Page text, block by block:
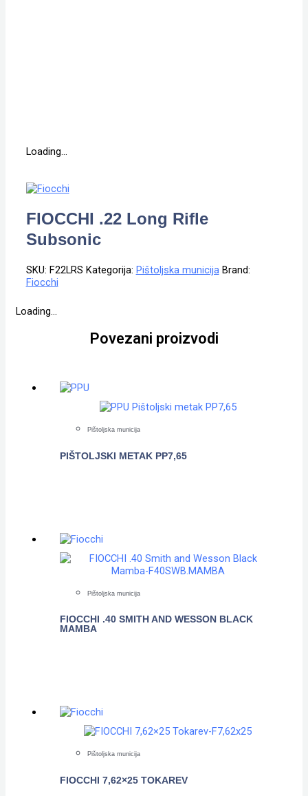
Loading...
FIOCCHI .22 Long Rifle
Subsonic
SKU: F22LRS Kategorija: Pištoljska municija Brand:
Fiocchi
Loading...
Povezani proizvodi
Pištoljska municija
PIŠTOLJSKI METAK PP7,65
Pištoljska municija
FIOCCHI .40 SMITH AND WESSON BLACK
MAMBA
Pištoljska municija
FIOCCHI 7,62×25 TOKAREV